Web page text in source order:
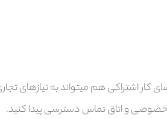
اشتراکی هم میتواند به نیازهای
خصوصی و اتاق تماس دسترسی پیدا کنید.